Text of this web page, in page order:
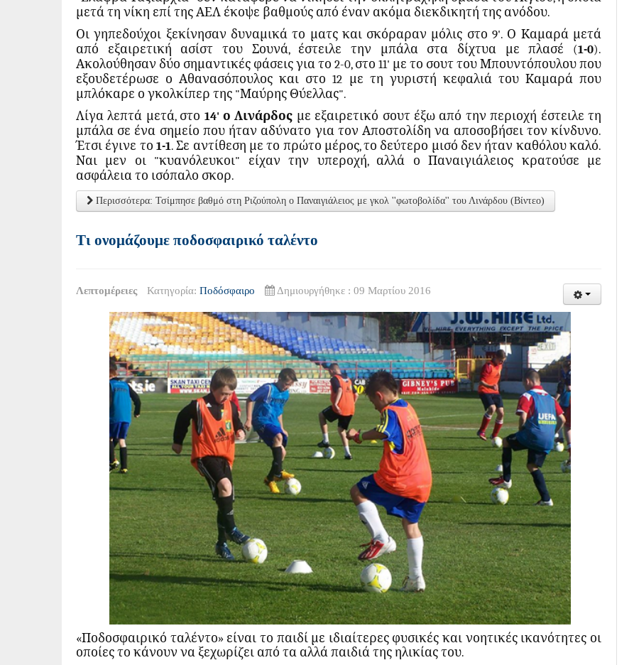
μετά τη νίκη επί της ΑΕΛ έκοψε βαθμούς από έναν ακόμα διεκδικητή της ανόδου.
Οι γηπεδούχοι ξεκίνησαν δυναμικά το ματς και σκόραραν μόλις στο 9'. Ο Καμαρά μετά
από εξαιρετική ασίστ του Σουνά, έστειλε την μπάλα στα δίχτυα με πλασέ (1-0).
Ακολούθησαν δύο σημαντικές φάσεις για το 2-0, στο 11' με το σουτ του Μπουντόπουλου που
εξουδετέρωσε ο Αθανασόπουλος και στο 12 με τη γυριστή κεφαλιά του Καμαρά που
μπλόκαρε ο γκολκίπερ της "Μαύρης Θύελλας".
Λίγα λεπτά μετά, στο 14' ο Λινάρδος με εξαιρετικό σουτ έξω από την περιοχή έστειλε τη
μπάλα σε ένα σημείο που ήταν αδύνατο για τον Αποστολίδη να αποσοβήσει τον κίνδυνο.
Έτσι έγινε το 1-1. Σε αντίθεση με το πρώτο μέρος, το δεύτερο μισό δεν ήταν καθόλου καλό.
Ναι μεν οι "κυανόλευκοι" είχαν την υπεροχή, αλλά ο Παναιγιάλειος κρατούσε με
ασφάλεια το ισόπαλο σκορ.
Περισσότερα: Τσίμπησε βαθμό στη Ριζούπολη ο Παναιγιάλειος με γκολ ''φωτοβολίδα'' του Λινάρδου (Βίντεο)
Τι ονομάζουμε ποδοσφαιρικό ταλέντο
Λεπτομέρειες Κατηγορία: Ποδόσφαιρο Δημιουργήθηκε : 09 Μαρτίου 2016
«Ποδοσφαιρικό ταλέντο» είναι το παιδί με ιδιαίτερες φυσικές και νοητικές ικανότητες οι
οποίες το κάνουν να ξεχωρίζει από τα αλλά παιδιά της ηλικίας του.